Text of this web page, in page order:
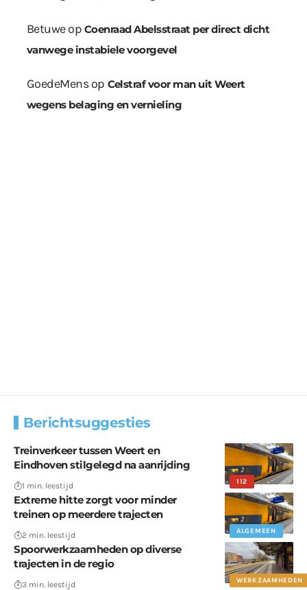
Betuweop Coenraad Abelsstraat per direct dicht
vanwege instabiele voorgevel
GoedeMensop Celstraf voor man uit Weert
wegens belaging en vernieling
Berichtsuggesties
112
Treinverkeer tussen Weert en
Eindhoven stilgelegd na aanrijding
1 min. leestijd
ALGEMEEN
Extreme hitte zorgt voor minder
treinen op meerdere trajecten
2 min. leestijd
WERKZAAMHEDEN
Spoorwerkzaamheden op diverse
trajecten in de regio
3 min. leestijd